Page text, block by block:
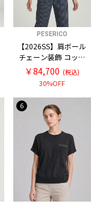
PESERICO
【2026SS】肩ボール
チェーン装飾 コット
ン フレンチスリーブ
ニット
￥84,700 (税込)
30%OFF
6